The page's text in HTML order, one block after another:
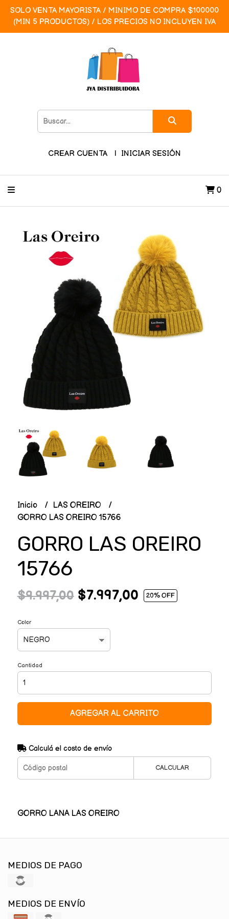
SOLO VENTA MAYORISTA / MINIMO DE COMPRA $100000
(MIN 5 PRODUCTOS) / LOS PRECIOS NO INCLUYEN IVA
CREAR CUENTA INICIAR SESIÓN
0
Inicio
LAS OREIRO
GORRO LAS OREIRO 15766
GORRO LAS OREIRO
15766
$9.997,00$7.997,00 20% OFF
Color
Cantidad
AGREGAR AL CARRITO
Calculá el costo de envío
CALCULAR
GORRO LANA LAS OREIRO
MEDIOS DE PAGO
MEDIOS DE ENVÍO